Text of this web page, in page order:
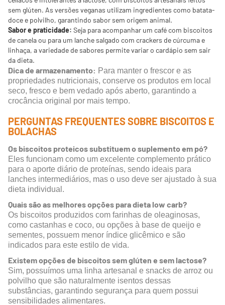
sem glúten. As versões veganas utilizam ingredientes como batata-
doce e polvilho, garantindo sabor sem origem animal.
Sabor e praticidade: Seja para acompanhar um café com biscoitos
de canela ou para um lanche salgado com crackers de cúrcuma e
linhaça, a variedade de sabores permite variar o cardápio sem sair
da dieta.
Dica de armazenamento: Para manter o frescor e as
propriedades nutricionais, conserve os produtos em local
seco, fresco e bem vedado após aberto, garantindo a
crocância original por mais tempo.
PERGUNTAS FREQUENTES SOBRE BISCOITOS E
BOLACHAS
Os biscoitos proteicos substituem o suplemento em pó?
Eles funcionam como um excelente complemento prático
para o aporte diário de proteínas, sendo ideais para
lanches intermediários, mas o uso deve ser ajustado à sua
dieta individual.
Quais são as melhores opções para dieta low carb?
Os biscoitos produzidos com farinhas de oleaginosas,
como castanhas e coco, ou opções à base de queijo e
sementes, possuem menor índice glicêmico e são
indicados para este estilo de vida.
Existem opções de biscoitos sem glúten e sem lactose?
Sim, possuímos uma linha artesanal e snacks de arroz ou
polvilho que são naturalmente isentos dessas
substâncias, garantindo segurança para quem possui
sensibilidades alimentares.